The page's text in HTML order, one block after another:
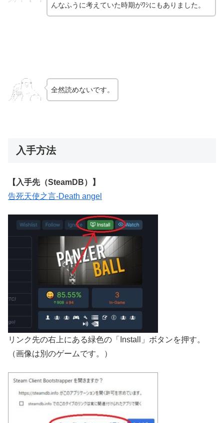
んなふうに考えていた時期がﾜｼにもありました。
全然読めないです。
入手方法
【入手先（SteamDB）】
告死天使之言-Death angel
リンク先の右上にある緑色の「Install」ボタンを押す。
（画像は別のゲームです。）